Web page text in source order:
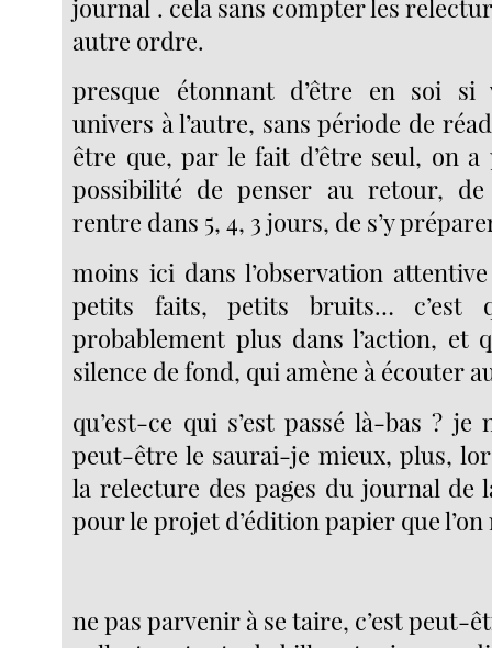
journal . cela sans compter les
autre ordre.
presque étonnant d’être en soi si
univers à l’autre, sans période de
être que, par le fait d’être seul, on
possibilité de penser au retour, de
rentre dans 5, 4, 3 jours, de s’y
moins ici dans l’observation
petits faits, petits bruits… c’est
probablement plus dans l’action, et
silence de fond, qui amène à écouter
qu’est-ce qui s’est passé là-bas ? je
peut-être le saurai-je mieux, plus,
la relecture des pages du journal de
pour le projet d’édition papier que
ne pas parvenir à se taire, c’est peut-